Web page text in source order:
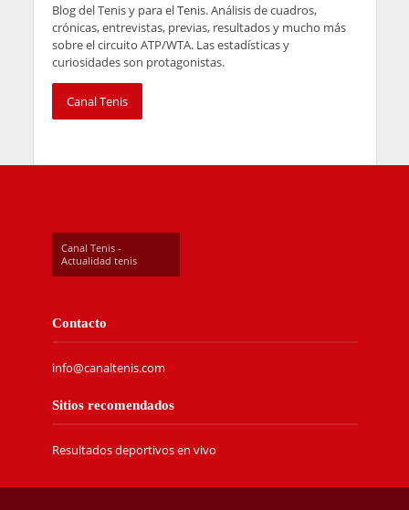
Blog del Tenis y para el Tenis. Análisis de cuadros,
crónicas, entrevistas, previas, resultados y mucho más
sobre el circuito ATP/WTA. Las estadísticas y
curiosidades son protagonistas.
Canal Tenis
Canal Tenis -
Actualidad tenis
Contacto
info@canaltenis.com
Sitios recomendados
Resultados deportivos en vivo